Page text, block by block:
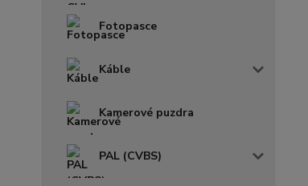
Fotopasce
Káble
Kamerové puzdra
PAL (CVBS)